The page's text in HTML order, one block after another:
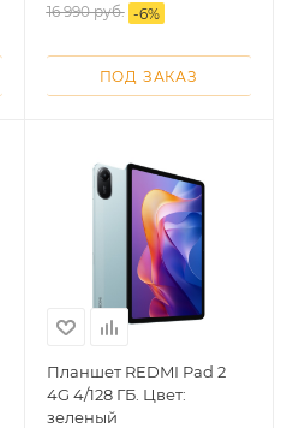
16 990руб. -6%
ПОД ЗАКАЗ
Планшет REDMI Pad 2
4G 4/128 ГБ. Цвет:
зеленый